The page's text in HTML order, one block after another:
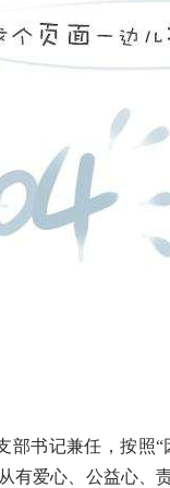
书记兼任，按照“
有爱心、公益心、